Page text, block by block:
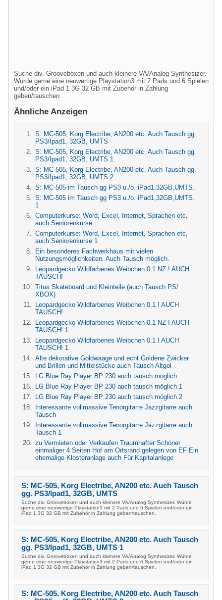
Suche div. Grooveboxen und auch kleinere VA/Analog Synthesizer.
Würde gerne eine neuwertige Playstation3 mit 2 Pads und 6 Spielen
und/oder ein iPad 1 3G 32 GB mit Zubehör in Zahlung
geben/tauschen.
Ähnliche Anzeigen
S: MC-505, Korg Electribe, AN200 etc. Auch Tausch gg.
PS3/Ipad1, 32GB, UMTS
S: MC-505, Korg Electribe, AN200 etc. Auch Tausch gg.
PS3/Ipad1, 32GB, UMTS 1
S: MC-505, Korg Electribe, AN200 etc. Auch Tausch gg.
PS3/Ipad1, 32GB, UMTS 2
S: MC-505 im Tausch gg PS3 u./o. iPad1,32GB,UMTS.
S: MC-505 im Tausch gg PS3 u./o. iPad1,32GB,UMTS.
1
Computerkurse: Word, Excel, Internet, Sprachen etc,
auch Seniorenkurse
Computerkurse: Word, Excel, Internet, Sprachen etc,
auch Seniorenkurse 1
Ein besonderes Fachwerkhaus mit vielen
Nutzungsmöglichkeiten. Auch Tausch möglich.
Leopardgecko Wildfarbenes Weibchen 0.1 NZ ! AUCH
TAUSCH!
Titus Skateboard und Kleinteile (auch Tausch PS/
XBOX)
Leopardgecko Wildfarbenes Weibchen 0.1 ! AUCH
TAUSCH!
Leopardgecko Wildfarbenes Weibchen 0.1 NZ ! AUCH
TAUSCH! 1
Leopardgecko Wildfarbenes Weibchen 0.1 ! AUCH
TAUSCH! 1
Alte dekorative Goldwaage und echt Goldene Zwicker
und Brillen und Mittelstücke auch Tausch Altgol
LG Blue Ray Player BP 230 auch tausch möglich
LG Blue Ray Player BP 230 auch tausch möglich 1
LG Blue Ray Player BP 230 auch tausch möglich 2
Interessante vollmassive Tenorgitarre Jazzgitarre auch
Tausch
Interessante vollmassive Tenorgitarre Jazzgitarre auch
Tausch 1
zu Vermieten oder Verkaufen Traumhafter Schöner
einmaliger 4 Seiten Hof am Ortsrand gelegen von EF Ein
ehemalige Klosteranlage auch Für Kapitalanlege
S: MC-505, Korg Electribe, AN200 etc. Auch Tausch
gg. PS3/Ipad1, 32GB, UMTS
Suche div. Grooveboxen und auch kleinere VA/Analog Synthesizer. Würde
gerne eine neuwertige Playstation3 mit 2 Pads und 6 Spielen und/oder ein
iPad 1 3G 32 GB mit Zubehör in Zahlung geben/tauschen.
S: MC-505, Korg Electribe, AN200 etc. Auch Tausch
gg. PS3/Ipad1, 32GB, UMTS 1
Suche div. Grooveboxen und auch kleinere VA/Analog Synthesizer. Würde
gerne eine neuwertige Playstation3 mit 2 Pads und 6 Spielen und/oder ein
iPad 1 3G 32 GB mit Zubehör in Zahlung geben/tauschen.
S: MC-505, Korg Electribe, AN200 etc. Auch Tausch